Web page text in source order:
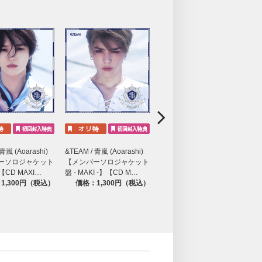
ご購入・ご応募ください。
08-02/
嵐 (Aoarashi)
ソロジャケット
CD MAXI…
円（税込）
&TEAM / 青嵐 (Aoarashi)
【メンバーソロジャケット
盤 - MAKI -】【CD M…
価格：1,300円（税込）